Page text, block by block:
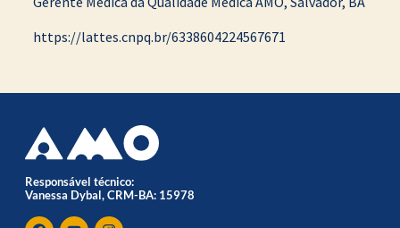
https://lattes.cnpq.br/6338604224567671
Responsável técnico:
Vanessa Dybal, CRM-BA: 15978